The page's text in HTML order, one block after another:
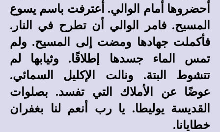
أحضروها أمام الوالي. أعترفت باسم يسوع
المسيح. فامر الوالي أن تطرح في النار.
فأكملت جهادها ومضت إلى المسيح. ولم
تمس الماء جسدها إطلاقًا. وثيابها لم
تتشوط البتة. ونالت الإكليل السمائي.
عوضًا عن الأملاك التي تفسد. بصلوات
القديسة يوليطا. يا رب أنعم لنا بغفران
خطايانا.